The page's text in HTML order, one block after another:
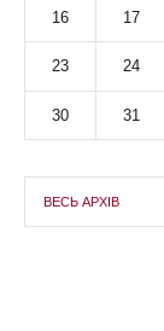
16 17
23 24
30 31
ВЕСЬ АРХІВ